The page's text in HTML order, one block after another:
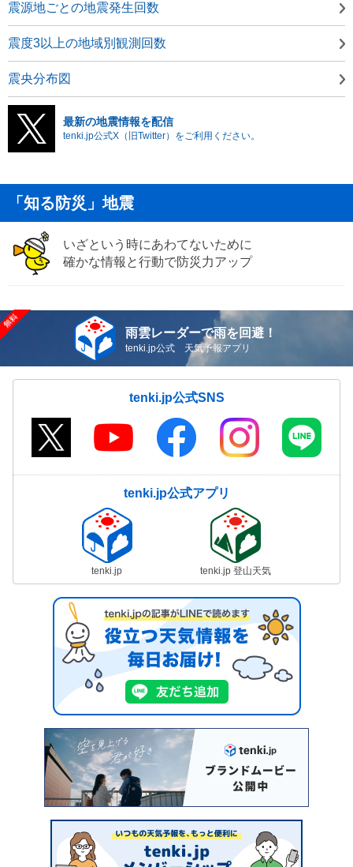
震源地ごとの地震発生回数
震度3以上の地域別観測回数
震央分布図
最新の地震情報を配信
tenki.jp公式X（旧Twitter）をご利用ください。
「知る防災」地震
いざという時にあわてないために
確かな情報と行動で防災力アップ
雨雲レーダーで雨を回避！
tenki.jp公式 天気予報アプリ
tenki.jp公式SNS
tenki.jp公式アプリ
tenki.jp tenki.jp 登山天気